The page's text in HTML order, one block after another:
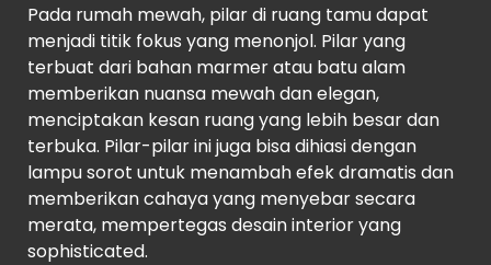
Pada rumah mewah, pilar di ruang tamu dapat
menjadi titik fokus yang menonjol. Pilar yang
terbuat dari bahan marmer atau batu alam
memberikan nuansa mewah dan elegan,
menciptakan kesan ruang yang lebih besar dan
terbuka. Pilar-pilar ini juga bisa dihiasi dengan
lampu sorot untuk menambah efek dramatis dan
memberikan cahaya yang menyebar secara
merata, mempertegas desain interior yang
sophisticated.